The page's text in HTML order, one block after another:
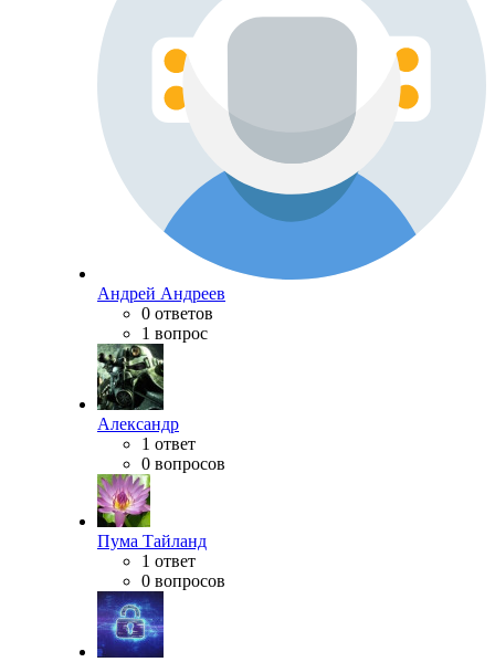
Андрей Андреев
0 ответов
1 вопрос
Александр
1 ответ
0 вопросов
Пума Тайланд
1 ответ
0 вопросов